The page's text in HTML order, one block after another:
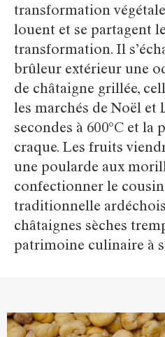
transformation
louent et se partagent
transformation. Il
brûleur extérieur une
de châtaigne grillée,
les marchés de Noël et
secondes à 600°C et la
craque. Les fruits
une poularde aux
confectionner le
traditionnelle
châtaignes sèches
patrimoine culinaire à